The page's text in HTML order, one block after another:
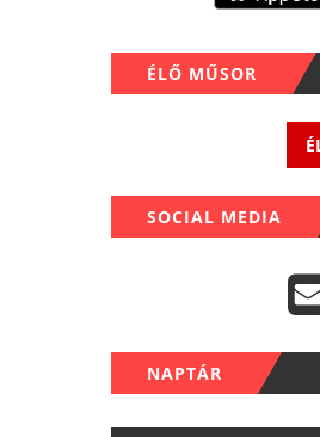
ÉLŐ MŰSOR
SOCIAL MEDIA
NAPTÁR